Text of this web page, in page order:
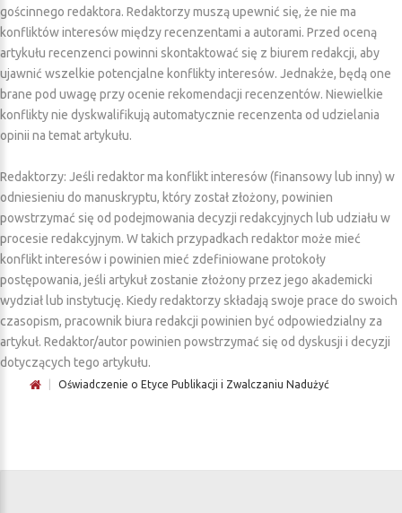
gościnnego redaktora. Redaktorzy muszą upewnić się, że nie ma
konfliktów interesów między recenzentami a autorami. Przed oceną
artykułu recenzenci powinni skontaktować się z biurem redakcji, aby
ujawnić wszelkie potencjalne konflikty interesów. Jednakże, będą one
brane pod uwagę przy ocenie rekomendacji recenzentów. Niewielkie
konflikty nie dyskwalifikują automatycznie recenzenta od udzielania
opinii na temat artykułu.
Redaktorzy: Jeśli redaktor ma konflikt interesów (finansowy lub inny) w
odniesieniu do manuskryptu, który został złożony, powinien
powstrzymać się od podejmowania decyzji redakcyjnych lub udziału w
procesie redakcyjnym. W takich przypadkach redaktor może mieć
konflikt interesów i powinien mieć zdefiniowane protokoły
postępowania, jeśli artykuł zostanie złożony przez jego akademicki
wydział lub instytucję. Kiedy redaktorzy składają swoje prace do swoich
czasopism, pracownik biura redakcji powinien być odpowiedzialny za
artykuł. Redaktor/autor powinien powstrzymać się od dyskusji i decyzji
dotyczących tego artykułu.
Oświadczenie o Etyce Publikacji i Zwalczaniu Nadużyć